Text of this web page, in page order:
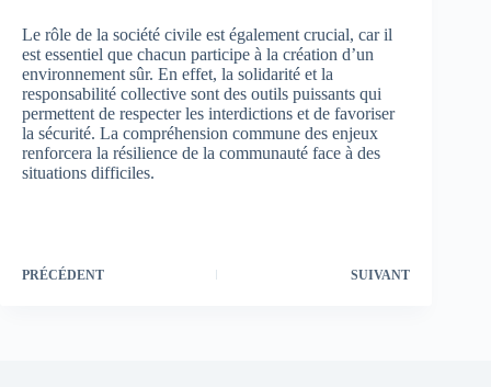
Le rôle de la société civile est également crucial, car il
est essentiel que chacun participe à la création d’un
environnement sûr. En effet, la solidarité et la
responsabilité collective sont des outils puissants qui
permettent de respecter les interdictions et de favoriser
la sécurité. La compréhension commune des enjeux
renforcera la résilience de la communauté face à des
situations difficiles.
PRÉCÉDENT SUIVANT